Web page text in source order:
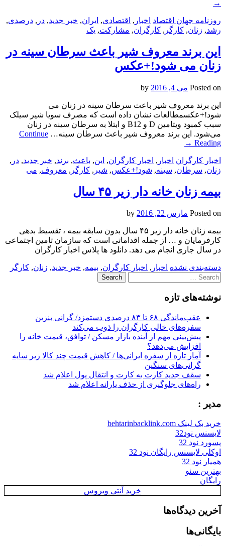
→
روزنامه جهان اقتصاد اخبار , اقتصادی, ایران, خبر جدید, در , درصدی,
رشد, زنان, کارگر , کارگران, مشارکت, یک
این برند معروف شیر باعث سرطان سینه در
زنان می شود!+عکس
Posted on می 4, 2016
این برند معروف شیر باعث سرطان سینه در زنان می
شود!+عکسمطالعات نشان داده است که مصرف سویا شیر سیلک
سبب کمبود ویتامین D و B12 و ابتلا به سرطان سینه در زنان
می‌شود. این برند معروف شیر باعث سرطان سینه… Continue
Reading
→
اخبار کارگران اخبار , اخبار کارگران, این, باعث, برند, خبر جدید, در ,
زنان, سرطان, سینه, شود!+عکس, شیر , کارگر , معروف, می
بیمه زنان خانه دار زیر ۴۵ سال
Posted on مارس 22, 2016
بیمه زنان خانه دار زیر ۴۵ سال بدون سابقه بیمه ، تقسیط بدهی
کارفرمایان و … از جمله اقداماتی است که سازمان تامین اجتماعی
در سال جاری انجام می دهد. دانلود ها پلاس اخبار کارگران
دسته‌بندی نشده اخبار , اخبار کارگران, بیمه, خبر جدید, زنان, کارگر
Search
for:
نوشته‌های تازه
عقب‌ماندگی ۶۸ تا ۸۳ درصدی دستمزد/ گرانی بنزین
سفره‌های خالی کارگران را ذوب می‌کند
پیش‌بینی مهم از آینده بازار مسکن / توافق، قیمت خانه را
افزایش می‌دهد؟
آمار تازه از سفره ایرانی‌ها / کاهش قیمت چند کالا زیر سایه
گرانی‌های سنگین
سقف جدید کارت به کارت و انتقال پول اعلام شد
راه‌های جلوگیری از حذف یارانه اعلام شد
مدیر :
خرید بک لینک behtarinbacklink.com
لایسنس نود32
پسورد نود 32
اوکلی لایسنس رایگان نود 32
همیار نود 32
بهترین سئو
رایگان
خرید آنتی ویروس
آخرین دیدگاه‌ها
بایگانی‌ها